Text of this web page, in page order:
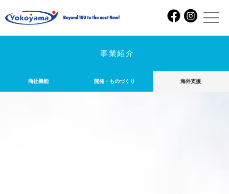
事業紹介
商社機能 開発・ものづくり 海外支援